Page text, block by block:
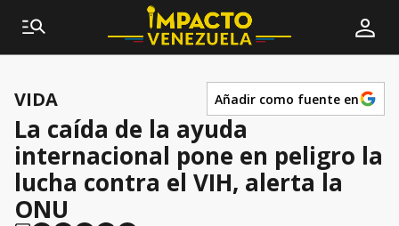
VIDA Añadir como fuente en
La caída de la ayuda
internacional pone en peligro la
lucha contra el VIH, alerta la
ONU